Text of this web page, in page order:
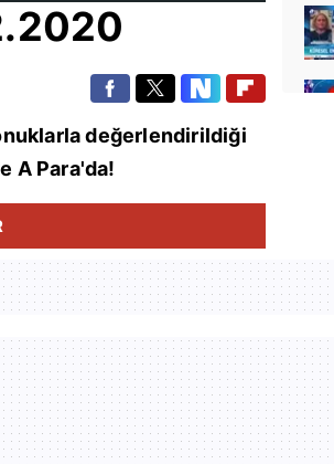
değerlendirildiği
A Para'da!